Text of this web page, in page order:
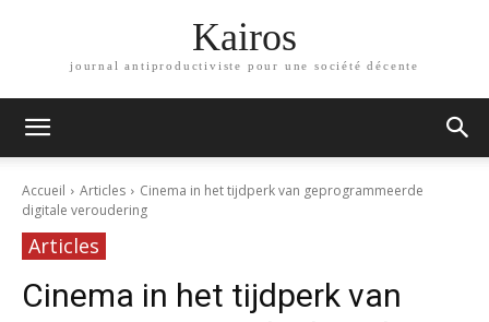
Kairos
journal antiproductiviste pour une société décente
Accueil Articles
Cinema in het tijdperk van geprogrammeerde
digitale veroudering
Articles
Cinema in het tijdperk van